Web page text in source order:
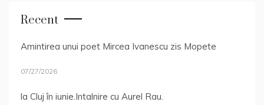
Recent
Amintirea unui poet Mircea Ivanescu zis Mopete
07/27/2026
la Cluj în iunie.Intalnire cu Aurel Rau.